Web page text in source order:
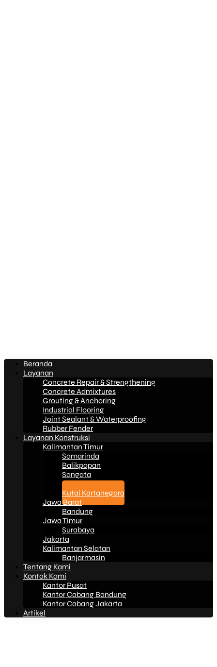
Beranda
Layanan
Concrete Repair & Strengthening
Concrete Admixtures
Grouting & Anchoring
Industrial Flooring
Joint Sealant & Waterproofing
Rubber Fender
Layanan Konstruksi
Kalimantan Timur
Samarinda
Balikpapan
Sangata
Bontang
Kutai Kartanegara
Jawa Barat
Bandung
Jawa Timur
Surabaya
Jakarta
Kalimantan Selatan
Banjarmasin
Tentang Kami
Kontak Kami
Kantor Pusat
Kantor Cabang Bandung
Kantor Cabang Jakarta
Artikel